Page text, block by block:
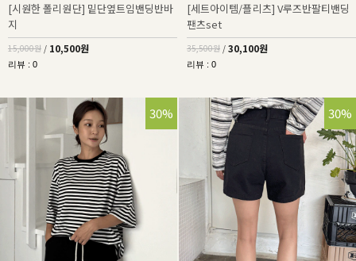
[시원한 폴리원단] 밑단옆트임밴딩반바
지
15,000원 / 10,500원
리뷰 : 0
[세트아이템/플리츠] V루즈반팔티밴딩
팬츠set
35,500원 / 30,100원
리뷰 : 0
30% 30%